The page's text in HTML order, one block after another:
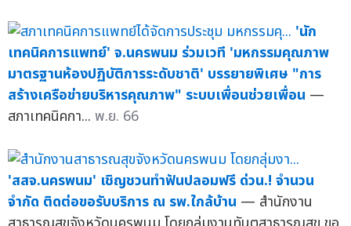
'นัก
เทคนิคการแพทย์' จ.นครพนม ร่วมเวที 'มหกรรมคุณภาพ
มาตรฐานห้องปฏิบัติการระดับชาติ' บรรยายพิเศษ "การ
สร้างเครือข่ายบริหารคุณภาพ" ระบบเพื่อนช่วยเพื่อน —
สภาเทคนิคกา... พ.ย. 66
'สสจ.นครพนม' เชิญชวนทำฟันปลอมฟรี ด่วน.! จำนวน
จำกัด ติดต่อขอรับบริการ ณ รพ.ใกล้บ้าน — สำนักงาน